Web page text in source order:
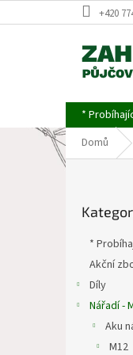
na
+420
*
Domů
P
kategorie
*
Akční
Díly
Nářadí -
Aku
M12